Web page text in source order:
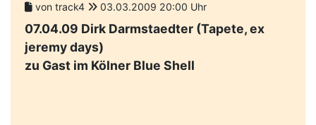
von track4 03.03.2009 20:00 Uhr
07.04.09 Dirk Darmstaedter (Tapete, ex
jeremy days)
zu Gast im Kölner Blue Shell